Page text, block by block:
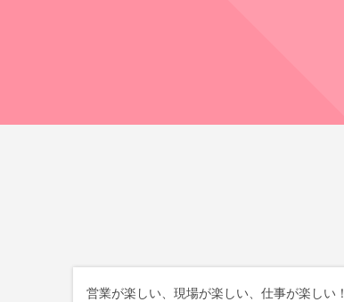
営業が楽しい、現場が楽しい、仕事が楽しい！